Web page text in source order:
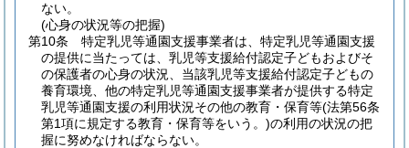
ない。
(心身の状況等の把握)
第10条
特定乳児等通園支援事業者は、特定乳児等通園支援
の提供に当たっては、乳児等支援給付認定子どもおよびそ
の保護者の心身の状況、当該乳児等支援給付認定子どもの
養育環境、他の特定乳児等通園支援事業者が提供する特定
乳児等通園支援の利用状況その他の教育・保育等(法第56条
第1項に規定する教育・保育等をいう。)の利用の状況の把
握に努めなければならない。